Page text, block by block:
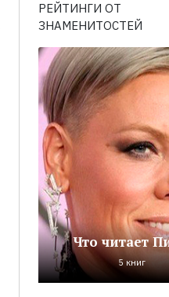
РЕЙТИНГИ ОТ
ЗНАМЕНИТОСТЕЙ
Что читает
5 книг